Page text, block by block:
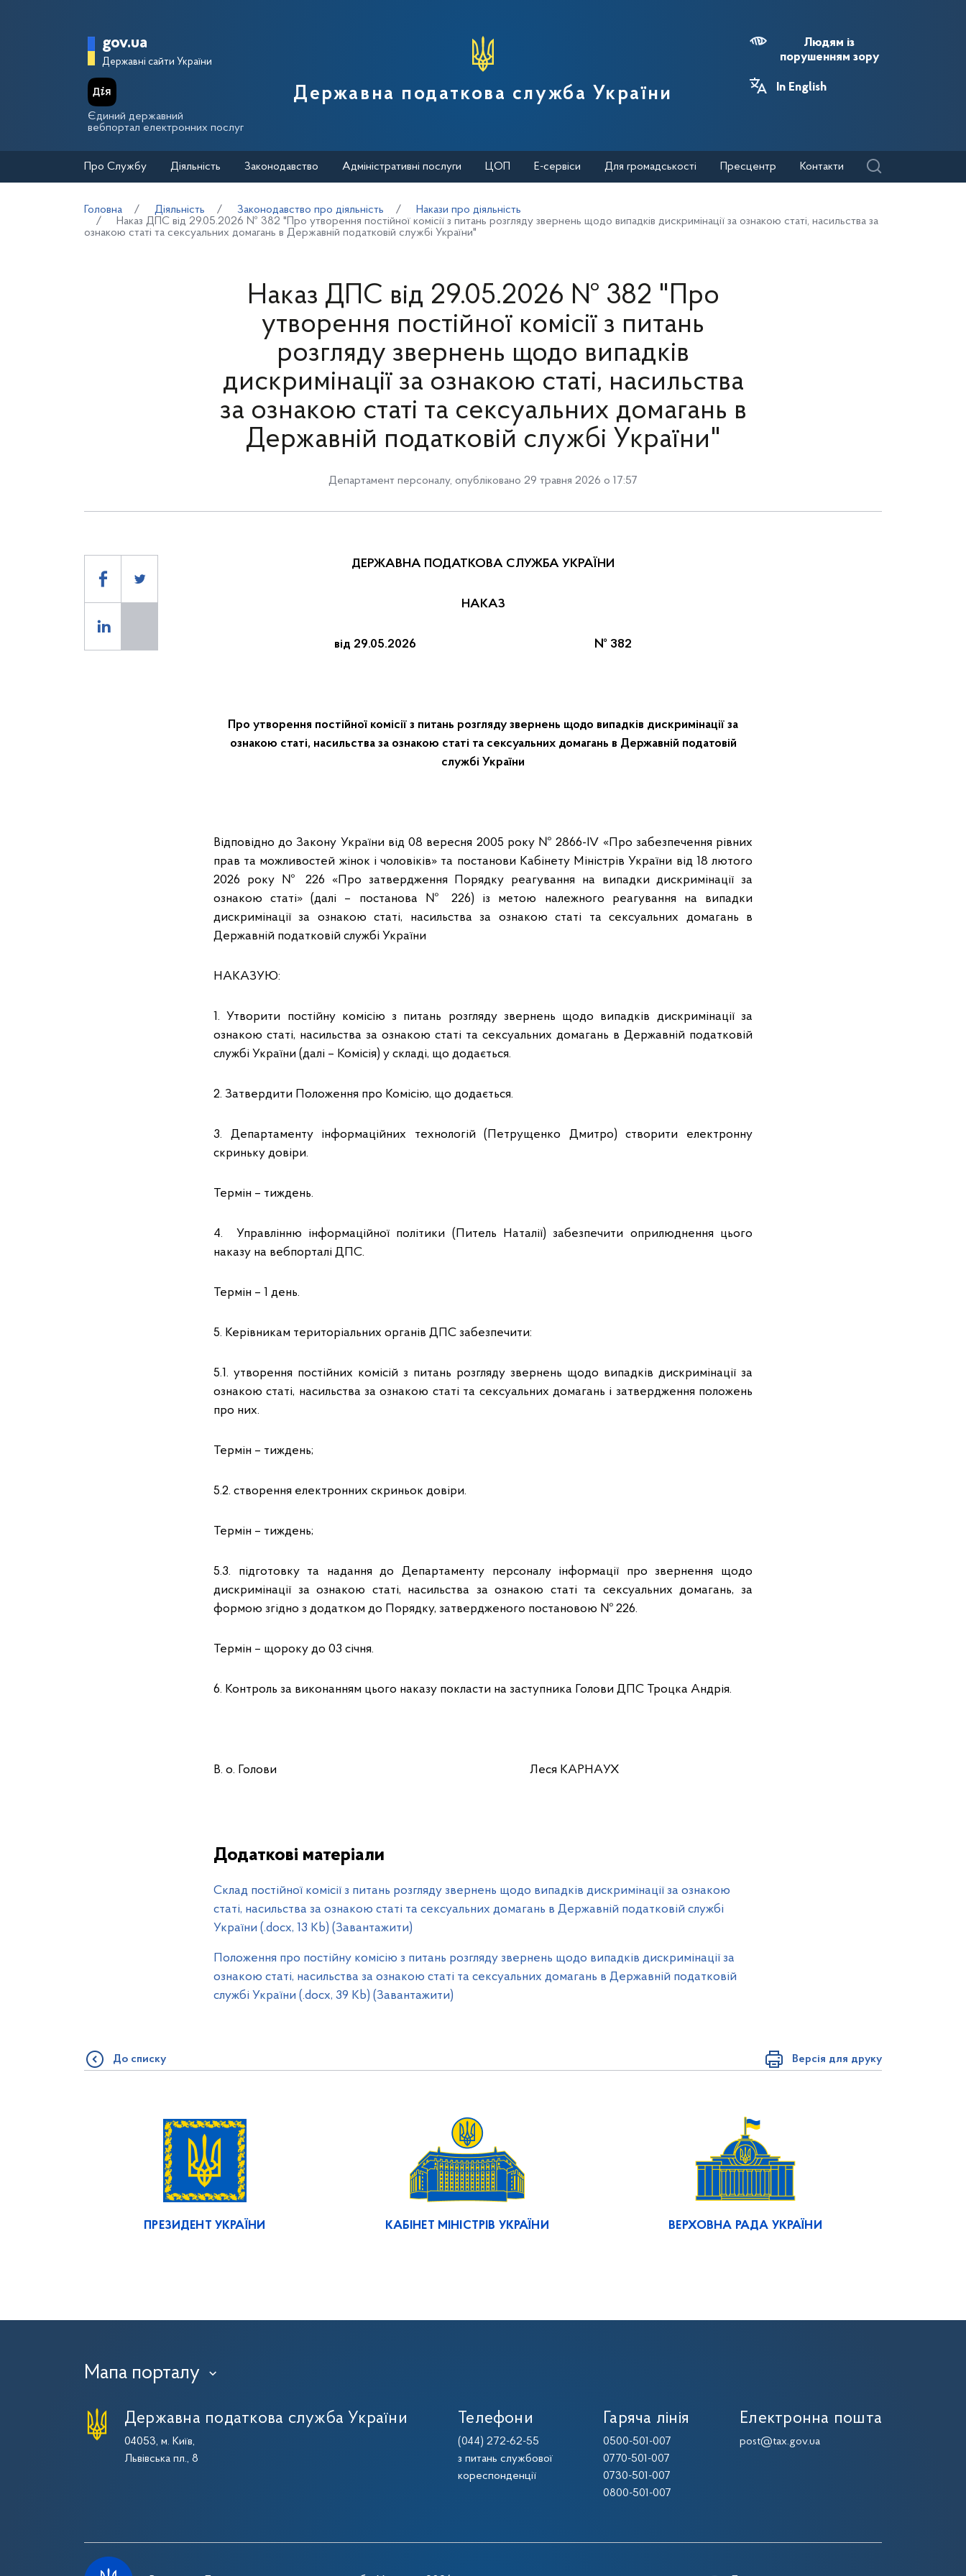
Головна сторінка Державної податкової служби України
gov.ua
Державні сайти України
Єдиний державний
вебпортал електронних послуг
Державна податкова служба України
Людям із
порушенням зору
In English
Про Службу Діяльність Законодавство Адміністративні послуги ЦОП Е-сервіси Для громадськості Пресцентр Контакти
Головна Діяльність Законодавство про діяльність
Накази про діяльність
Наказ ДПС від 29.05.2026 № 382 "Про утворення постійної комісії з питань розгляду звернень щодо випадків дискримінації за ознакою статі, насильства за
ознакою статі та сексуальних домагань в Державній податковій службі України"
Наказ ДПС від 29.05.2026 № 382 "Про
утворення постійної комісії з питань
розгляду звернень щодо випадків
дискримінації за ознакою статі, насильства
за ознакою статі та сексуальних домагань в
Державній податковій службі України"
Департамент персоналу, опубліковано 29 травня 2026 о 17:57
ДЕРЖАВНА ПОДАТКОВА СЛУЖБА УКРАЇНИ
НАКАЗ
від 29.05.2026 № 382
Про утворення постійної комісії з питань розгляду звернень щодо випадків дискримінації за
ознакою статі, насильства за ознакою статі та сексуальних домагань в Державній податовій
службі України
Відповідно до Закону України від 08 вересня 2005 року № 2866-IV «Про забезпечення рівних
прав та можливостей жінок і чоловіків» та постанови Кабінету Міністрів України від 18 лютого
2026 року № 226 «Про затвердження Порядку реагування на випадки дискримінації за
ознакою статі» (далі – постанова № 226) із метою належного реагування на випадки
дискримінації за ознакою статі, насильства за ознакою статі та сексуальних домагань в
Державній податковій службі України
НАКАЗУЮ:
1. Утворити постійну комісію з питань розгляду звернень щодо випадків дискримінації за
ознакою статі, насильства за ознакою статі та сексуальних домагань в Державній податковій
службі України (далі – Комісія) у складі, що додається.
2. Затвердити Положення про Комісію, що додається.
3. Департаменту інформаційних технологій (Петрущенко Дмитро) створити електронну
скриньку довіри.
Термін – тиждень.
4. Управлінню інформаційної політики (Питель Наталії) забезпечити оприлюднення цього
наказу на вебпорталі ДПС.
Термін – 1 день.
5. Керівникам територіальних органів ДПС забезпечити:
5.1. утворення постійних комісій з питань розгляду звернень щодо випадків дискримінації за
ознакою статі, насильства за ознакою статі та сексуальних домагань і затвердження положень
про них.
Термін – тиждень;
5.2. створення електронних скриньок довіри.
Термін – тиждень;
5.3. підготовку та надання до Департаменту персоналу інформації про звернення щодо
дискримінації за ознакою статі, насильства за ознакою статі та сексуальних домагань, за
формою згідно з додатком до Порядку, затвердженого постановою № 226.
Термін – щороку до 03 січня.
6. Контроль за виконанням цього наказу покласти на заступника Голови ДПС Троцка Андрія.
В. о. Голови Леся КАРНАУХ
Додаткові матеріали
Склад постійної комісії з питань розгляду звернень щодо випадків дискримінації за ознакою
статі, насильства за ознакою статі та сексуальних домагань в Державній податковій службі
України (.docx, 13 Kb) (Завантажити)
Положення про постійну комісію з питань розгляду звернень щодо випадків дискримінації за
ознакою статі, насильства за ознакою статі та сексуальних домагань в Державній податковій
службі України (.docx, 39 Kb) (Завантажити)
Версія для друку
До списку
ПРЕЗИДЕНТ УКРАЇНИ КАБІНЕТ МІНІСТРІВ УКРАЇНИ ВЕРХОВНА РАДА УКРАЇНИ
Мапа порталу ›
Державна податкова служба України
04053, м. Київ,
Львівська пл., 8
Телефони
(044) 272-62-55
з питань службової
кореспонденції
Гаряча лінія
0500-501-007
0770-501-007
0730-501-007
0800-501-007
Електронна пошта
post@tax.gov.ua